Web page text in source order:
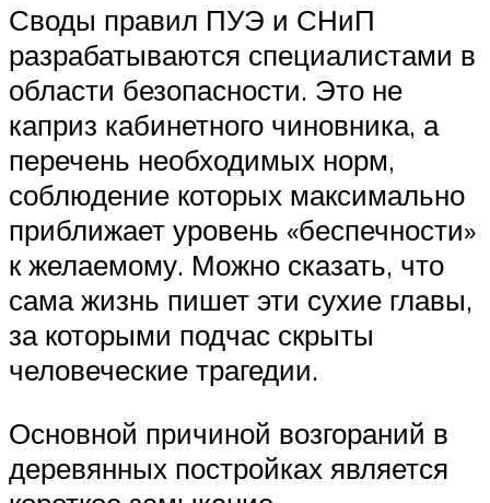
Своды правил ПУЭ и СНиП
разрабатываются специалистами в
области безопасности. Это не
каприз кабинетного чиновника, а
перечень необходимых норм,
соблюдение которых максимально
приближает уровень «беспечности»
к желаемому. Можно сказать, что
сама жизнь пишет эти сухие главы,
за которыми подчас скрыты
человеческие трагедии.
Основной причиной возгораний в
деревянных постройках является